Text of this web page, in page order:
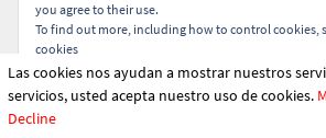
Las cookies nos ayudan a mostrar nuestros
servicios, usted acepta nuestro uso de cookies.
Decline
you agree to their use.
To find out more, including how to control cookies,
cookies